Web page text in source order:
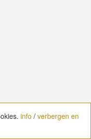
info / verbergen en
info / verbergen en